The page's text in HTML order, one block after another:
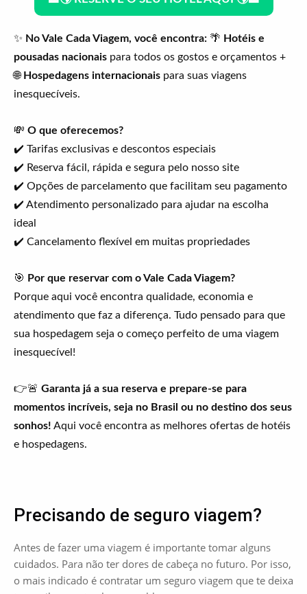
✨ No Vale Cada Viagem, você encontra: 🌴 Hotéis e
pousadas nacionais para todos os gostos e orçamentos +
🌐 Hospedagens internacionais para suas viagens
inesquecíveis.
💸 O que oferecemos?
✔️ Tarifas exclusivas e descontos especiais
✔️ Reserva fácil, rápida e segura pelo nosso site
✔️ Opções de parcelamento que facilitam seu pagamento
✔️ Atendimento personalizado para ajudar na escolha
ideal
✔️ Cancelamento flexível em muitas propriedades
🎯 Por que reservar com o Vale Cada Viagem?
Porque aqui você encontra qualidade, economia e
atendimento que faz a diferença. Tudo pensado para que
sua hospedagem seja o começo perfeito de uma viagem
inesquecível!
👉🚨 Garanta já a sua reserva e prepare-se para
momentos incríveis, seja no Brasil ou no destino dos seus
sonhos! Aqui você encontra as melhores ofertas de hotéis
e hospedagens.
Precisando de seguro viagem?
Antes de fazer uma viagem é importante tomar alguns
cuidados. Para não ter dores de cabeça no futuro. Por isso,
o mais indicado é contratar um seguro viagem que te deixa